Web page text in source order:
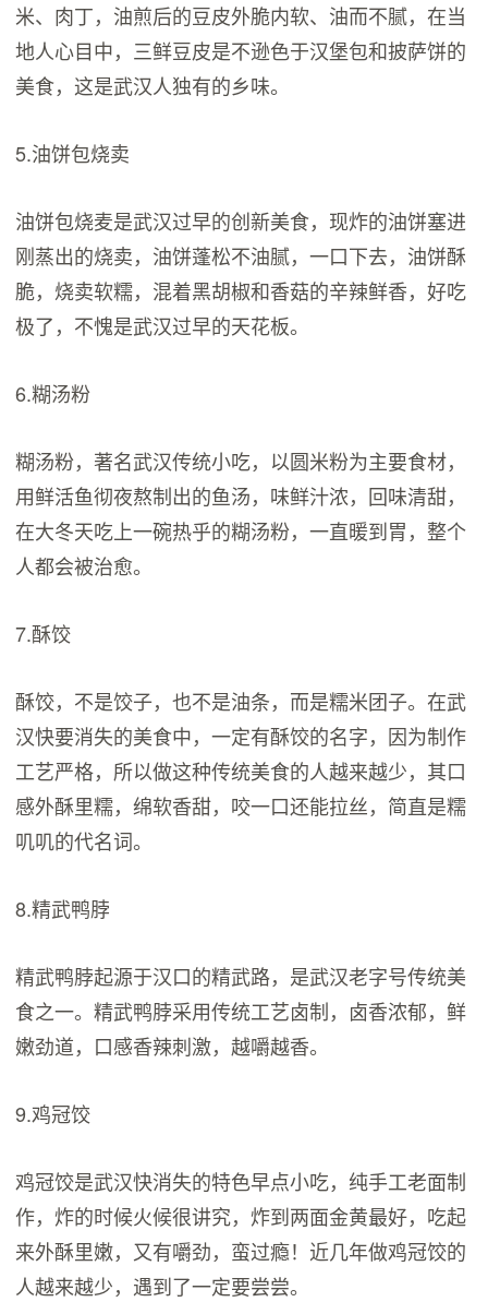
米、肉丁，油煎后的豆皮外脆内软、油而不腻，在当
地人心目中，三鲜豆皮是不逊色于汉堡包和披萨饼的
美食，这是武汉人独有的乡味。
5.油饼包烧卖
油饼包烧麦是武汉过早的创新美食，现炸的油饼塞进
刚蒸出的烧卖，油饼蓬松不油腻，一口下去，油饼酥
脆，烧卖软糯，混着黑胡椒和香菇的辛辣鲜香，好吃
极了，不愧是武汉过早的天花板。
6.糊汤粉
糊汤粉，著名武汉传统小吃，以圆米粉为主要食材，
用鲜活鱼彻夜熬制出的鱼汤，味鲜汁浓，回味清甜，
在大冬天吃上一碗热乎的糊汤粉，一直暖到胃，整个
人都会被治愈。
7.酥饺
酥饺，不是饺子，也不是油条，而是糯米团子。在武
汉快要消失的美食中，一定有酥饺的名字，因为制作
工艺严格，所以做这种传统美食的人越来越少，其口
感外酥里糯，绵软香甜，咬一口还能拉丝，简直是糯
叽叽的代名词。
8.精武鸭脖
精武鸭脖起源于汉口的精武路，是武汉老字号传统美
食之一。精武鸭脖采用传统工艺卤制，卤香浓郁，鲜
嫩劲道，口感香辣刺激，越嚼越香。
9.鸡冠饺
鸡冠饺是武汉快消失的特色早点小吃，纯手工老面制
作，炸的时候火候很讲究，炸到两面金黄最好，吃起
来外酥里嫩，又有嚼劲，蛮过瘾！近几年做鸡冠饺的
人越来越少，遇到了一定要尝尝。